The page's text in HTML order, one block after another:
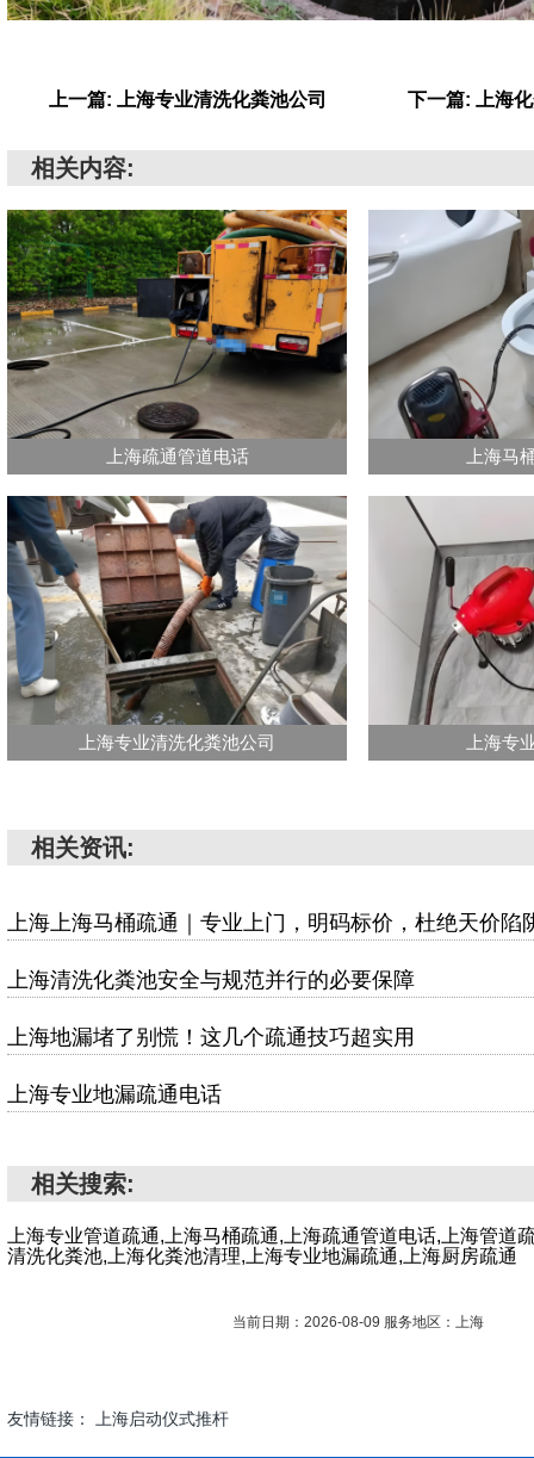
上一篇: 上海专业清洗化粪池公司 下一篇: 上海
相关内容:
上海疏通管道电话 上海马
上海专业清洗化粪池公司 上海专
相关资讯:
上海上海马桶疏通｜专业上门，明码标价，杜绝天价陷
上海清洗化粪池安全与规范并行的必要保障
上海地漏堵了别慌！这几个疏通技巧超实用
上海专业地漏疏通电话
相关搜索:
上海专业管道疏通,上海马桶疏通,上海疏通管道电话,上海管道
清洗化粪池,上海化粪池清理,上海专业地漏疏通,上海厨房疏通
当前日期：2026-08-09 服务地区：上海
友情链接： 上海启动仪式推杆